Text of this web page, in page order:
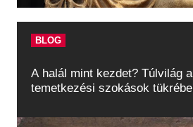
BLOG
A halál mint kezdet? Túlvilág
temetkezési szokások